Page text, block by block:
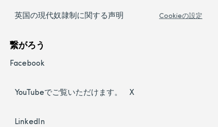
英国の現代奴隷制に関する声明 Cookieの設定
繋がろう
Facebook
YouTubeでご覧いただけます。 X
LinkedIn